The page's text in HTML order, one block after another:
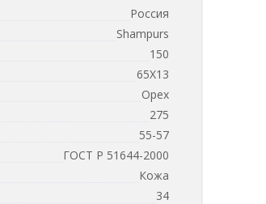
Россия
Shampurs
150
65Х13
Орех
275
55-57
ГОСТ Р 51644-2000
Кожа
34